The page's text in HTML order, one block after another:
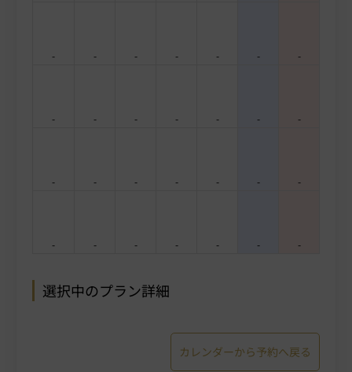
- - - - - - -
- - - - - - -
- - - - - - -
- - - - - - -
選択中のプラン詳細
カレンダーから予約へ戻る